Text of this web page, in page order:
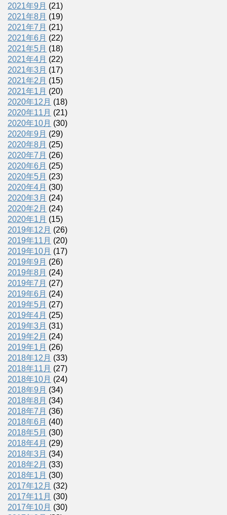
2021年9月 (21)
2021年8月 (19)
2021年7月 (21)
2021年6月 (22)
2021年5月 (18)
2021年4月 (22)
2021年3月 (17)
2021年2月 (15)
2021年1月 (20)
2020年12月 (18)
2020年11月 (21)
2020年10月 (30)
2020年9月 (29)
2020年8月 (25)
2020年7月 (26)
2020年6月 (25)
2020年5月 (23)
2020年4月 (30)
2020年3月 (24)
2020年2月 (24)
2020年1月 (15)
2019年12月 (26)
2019年11月 (20)
2019年10月 (17)
2019年9月 (26)
2019年8月 (24)
2019年7月 (27)
2019年6月 (24)
2019年5月 (27)
2019年4月 (25)
2019年3月 (31)
2019年2月 (24)
2019年1月 (26)
2018年12月 (33)
2018年11月 (27)
2018年10月 (24)
2018年9月 (34)
2018年8月 (34)
2018年7月 (36)
2018年6月 (40)
2018年5月 (30)
2018年4月 (29)
2018年3月 (34)
2018年2月 (33)
2018年1月 (30)
2017年12月 (32)
2017年11月 (30)
2017年10月 (30)